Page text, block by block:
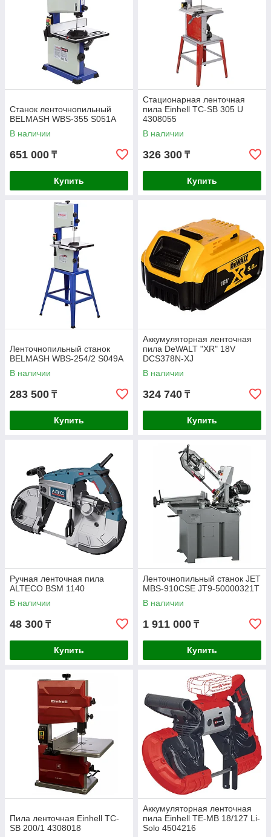
Станок ленточнопильный
BELMASH WBS-355 S051A
В наличии
651 000 ₸
Купить
Стационарная ленточная
пила Einhell TC-SB 305 U
4308055
В наличии
326 300 ₸
Купить
Ленточнопильный станок
BELMASH WBS-254/2 S049A
В наличии
283 500 ₸
Купить
Аккумуляторная ленточная
пила DeWALT "XR" 18V
DCS378N-XJ
В наличии
324 740 ₸
Купить
Ручная ленточная пила
ALTECO BSM 1140
В наличии
48 300 ₸
Купить
Ленточнопильный станок JET
MBS-910CSE JT9-50000321T
В наличии
1 911 000 ₸
Купить
Пила ленточная Einhell TC-
SB 200/1 4308018
Аккумуляторная ленточная
пила Einhell TE-MB 18/127 Li-
Solo 4504216